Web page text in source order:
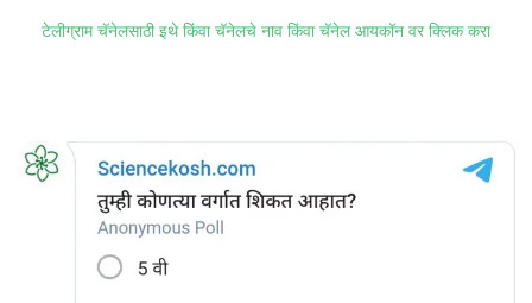
टेलीग्राम चॅनेलसाठी इथे किंवा चॅनेलचे नाव किंवा चॅनेल आयकॉन वर क्लिक करा